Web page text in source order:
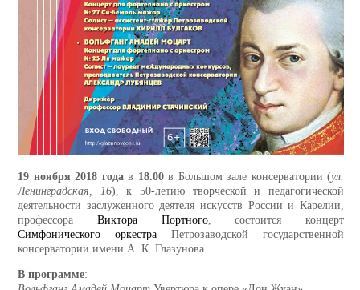
19 ноября 2018 годав 18.00в Большом зале консерватории (ул.
Ленинградская, 16), к 50-летию творческой и педагогической
деятельности заслуженного деятеля искусств России и Карелии,
профессора Виктора Портного, состоится концерт
Симфонического оркестра Петрозаводской государственной
консерватории имени А. К. Глазунова.
В программе: